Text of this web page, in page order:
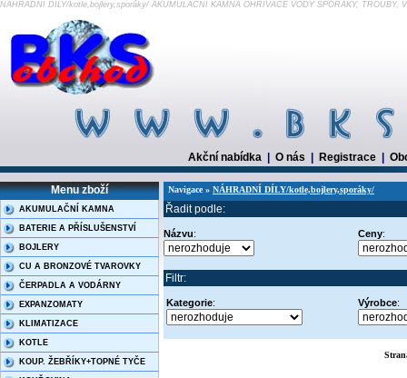
NÁHRADNÍ DÍLY/kotle,bojlery,sporáky/ AKUMULAČNÍ KAMNA OHŘÍVAČE VODY SPORÁKY,
Akční nabídka O nás Registrace
Menu zboží
AKUMULAČNÍ KAMNA
BATERIE A PŘÍSLUŠENSTVÍ
BOJLERY
CU A BRONZOVÉ TVAROVKY
ČERPADLA A VODÁRNY
EXPANZOMATY
KLIMATIZACE
KOTLE
KOUP. ŽEBŘÍKY+TOPNÉ TYČE
Navigace » NÁHRADNÍ DÍLY/kotle,bojlery,sporáky/
Řadit podle:
Názvu: Ceny:
Filtr:
Kategorie: Výrobce: